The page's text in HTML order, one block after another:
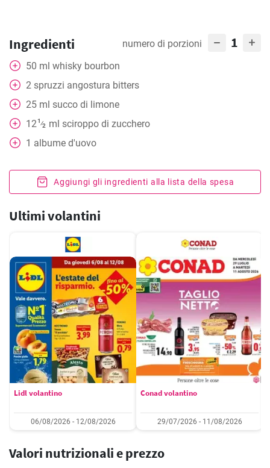
Ingredienti numero di porzioni 1
50 ml whisky bourbon
2 spruzzi angostura bitters
25 ml succo di limone
121⁄2 ml sciroppo di zucchero
1 albume d'uovo
Aggiungi gli ingredienti alla lista della spesa
Ultimi volantini
Lidl volantino
06/08/2026 - 12/08/2026
Conad volantino
29/07/2026 - 11/08/2026
Valori nutrizionali e prezzo